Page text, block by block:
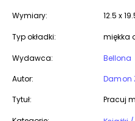
Wymiary: 12.5 x
Typ okładki: miękka
Wydawca:
Bellona
Autor:
Damon
Tytuł:
Pracuj